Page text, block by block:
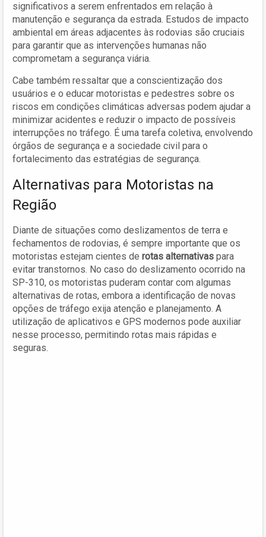
significativos a serem enfrentados em relação à
manutenção e segurança da estrada. Estudos de impacto
ambiental em áreas adjacentes às rodovias são cruciais
para garantir que as intervenções humanas não
comprometam a segurança viária.
Cabe também ressaltar que a conscientização dos
usuários e o educar motoristas e pedestres sobre os
riscos em condições climáticas adversas podem ajudar a
minimizar acidentes e reduzir o impacto de possíveis
interrupções no tráfego. É uma tarefa coletiva, envolvendo
órgãos de segurança e a sociedade civil para o
fortalecimento das estratégias de segurança.
Alternativas para Motoristas na
Região
Diante de situações como deslizamentos de terra e
fechamentos de rodovias, é sempre importante que os
motoristas estejam cientes de rotas alternativas para
evitar transtornos. No caso do deslizamento ocorrido na
SP-310, os motoristas puderam contar com algumas
alternativas de rotas, embora a identificação de novas
opções de tráfego exija atenção e planejamento. A
utilização de aplicativos e GPS modernos pode auxiliar
nesse processo, permitindo rotas mais rápidas e
seguras.